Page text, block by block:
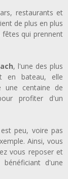
restaurants et
de plus en plus
fêtes qui prennent
, l'une des plus
en bateau, elle
une centaine de
profiter d'un
peu, voire pas
Ainsi, vous
vous reposer et
d'une